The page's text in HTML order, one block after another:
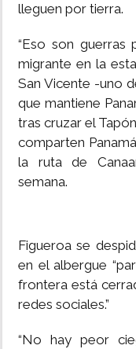
lleguen por tierra.
“Eso son guerras
migrante en la
San Vicente -uno
que mantiene
tras cruzar el
comparten
la ruta de
semana.
Figueroa se
en el albergue
frontera está
redes sociales.”
“No hay peor